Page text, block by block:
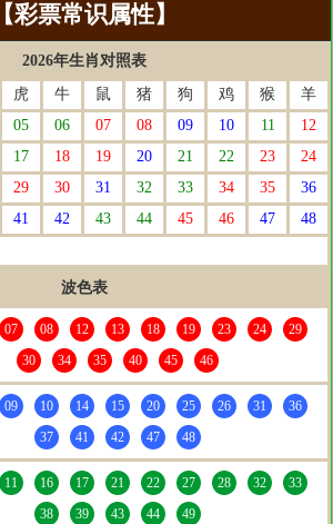
【彩票常识属性】
2026年生肖对照表
虎 牛 鼠 猪 狗 鸡 猴
羊
05 06 07 08 09 10 11
12
17 18 19 20 21 22 23
24
29 30 31 32 33 34 35
36
41 42 43 44 45 46 47
48
波色表
07 08 12 13 18 19 23 24
29
30
34 35 40 45 46
09 10 14 15 20 25 26 31
36
37
41 42 47 48
11 16 17 21 22 27 28 32
33
38
39 43 44 49